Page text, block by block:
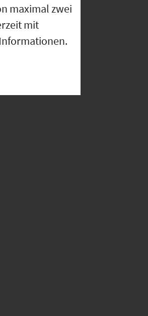
maximal zwei
mit